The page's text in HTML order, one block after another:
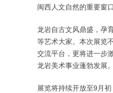
闽西人文自然的重要窗
龙岩自古文风鼎盛，孕
等艺术大家。本次展览
交流平台，更将进一步
龙岩美术事业蓬勃发展。
展览将持续开放至9月